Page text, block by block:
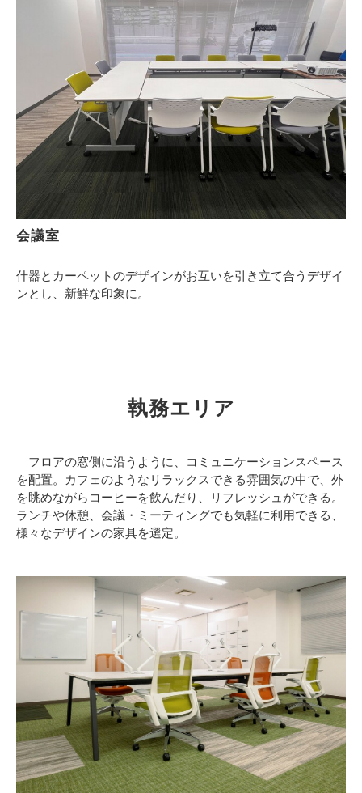
会議室
什器とカーペットのデザインがお互いを引き立て合うデザイ
ンとし、新鮮な印象に。
執務エリア
フロアの窓側に沿うように、コミュニケーションスペース
を配置。カフェのようなリラックスできる雰囲気の中で、外
を眺めながらコーヒーを飲んだり、リフレッシュができる。
ランチや休憩、会議・ミーティングでも気軽に利用できる、
様々なデザインの家具を選定。